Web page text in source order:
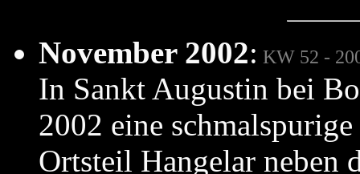
November 2002: KW 52 -
In Sankt Augustin bei
2002 eine
Ortsteil Hangelar neben